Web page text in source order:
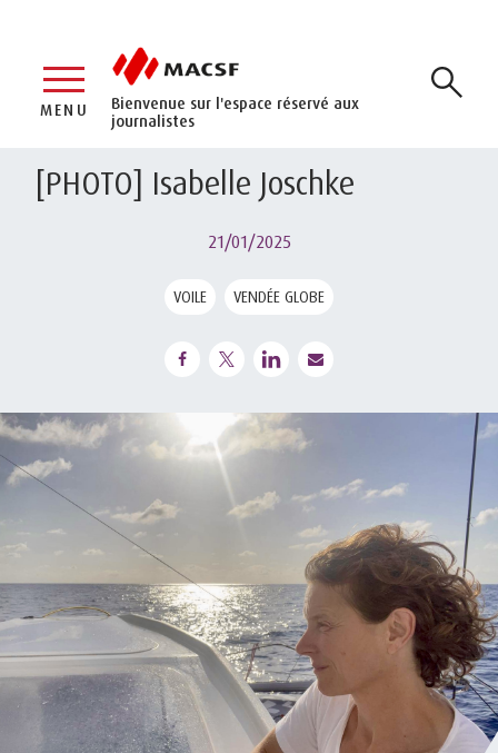
Bienvenue sur l'espace réservé aux
journalistes
MENU
[PHOTO] Isabelle Joschke
21/01/2025
VOILE VENDÉE GLOBE